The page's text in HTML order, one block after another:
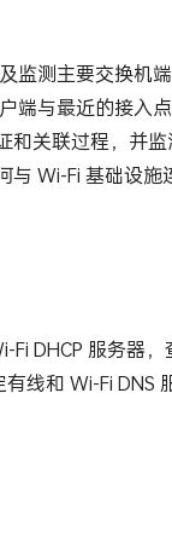
监测主要交换机
端与最近的接入
和关联过程，并
与 Wi-Fi 基础设施
Fi DHCP 服务器
线和 Wi-Fi DNS